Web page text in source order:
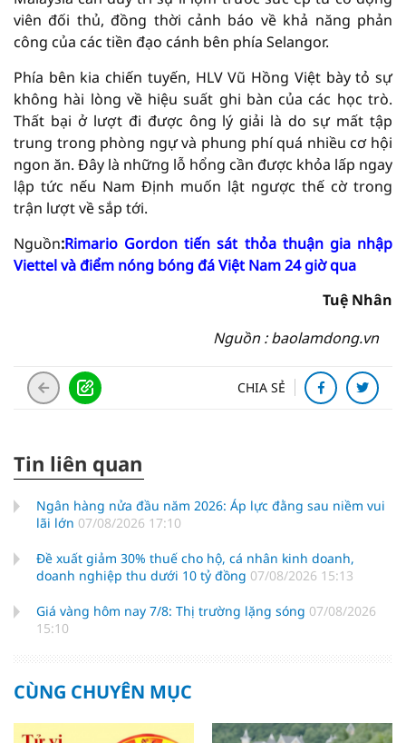
viên đối thủ, đồng thời cảnh báo về khả năng phản
công của các tiền đạo cánh bên phía Selangor.
Phía bên kia chiến tuyến, HLV Vũ Hồng Việt bày tỏ sự
không hài lòng về hiệu suất ghi bàn của các học trò.
Thất bại ở lượt đi được ông lý giải là do sự mất tập
trung trong phòng ngự và phung phí quá nhiều cơ hội
ngon ăn. Đây là những lỗ hổng cần được khỏa lấp ngay
lập tức nếu Nam Định muốn lật ngược thế cờ trong
trận lượt về sắp tới.
Nguồn:Rimario Gordon tiến sát thỏa thuận gia nhập
Viettel và điểm nóng bóng đá Việt Nam 24 giờ qua
Tuệ Nhân
Nguồn : baolamdong.vn
CHIA SẺ
Tin liên quan
Ngân hàng nửa đầu năm 2026: Áp lực đằng sau niềm vui
lãi lớn 07/08/2026 17:10
Đề xuất giảm 30% thuế cho hộ, cá nhân kinh doanh,
doanh nghiệp thu dưới 10 tỷ đồng 07/08/2026 15:13
Giá vàng hôm nay 7/8: Thị trường lặng sóng 07/08/2026
15:10
CÙNG CHUYÊN MỤC